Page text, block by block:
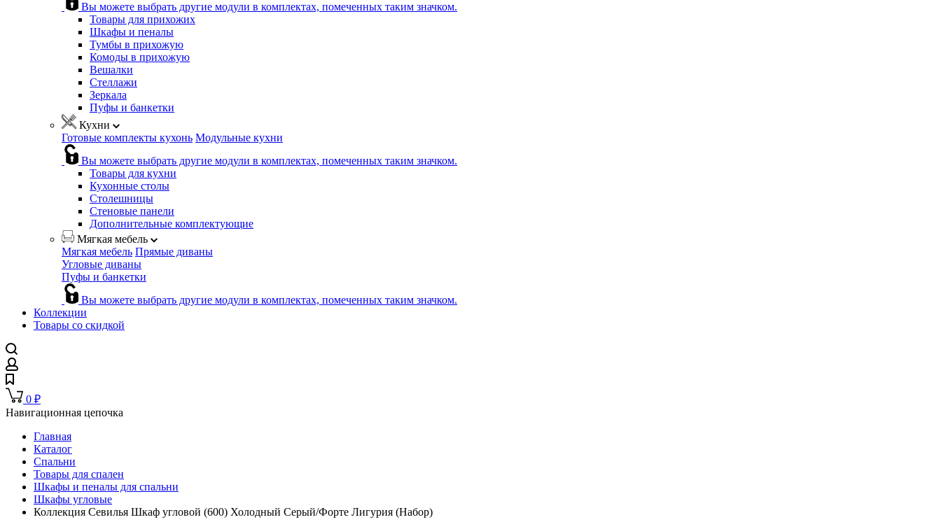
Вы можете выбрать другие модули в комплектах, помеченных таким значком.
Товары для прихожих
Шкафы и пеналы
Тумбы в прихожую
Комоды в прихожую
Вешалки
Стеллажи
Зеркала
Пуфы и банкетки
Кухни
Готовые комплекты кухонь Модульные кухни
Вы можете выбрать другие модули в комплектах, помеченных таким значком.
Товары для кухни
Кухонные столы
Столешницы
Стеновые панели
Дополнительные комплектующие
Мягкая мебель
Мягкая мебель Прямые диваны
Угловые диваны
Пуфы и банкетки
Вы можете выбрать другие модули в комплектах, помеченных таким значком.
Коллекции
Товары со скидкой
0 ₽
Навигационная цепочка
Главная
Каталог
Спальни
Товары для спален
Шкафы и пеналы для спальни
Шкафы угловые
Коллекция Севилья Шкаф угловой (600) Холодный Серый/Форте Лигурия (Набор)